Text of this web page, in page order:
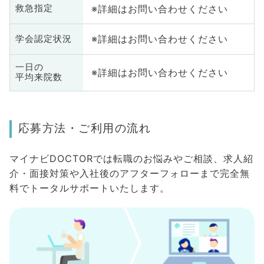
救急指定 ※詳細はお問い合わせください
学会認定状況 ※詳細はお問い合わせください
一日の
平均来院数
※詳細はお問い合わせください
応募方法・ご利用の流れ
マイナビDOCTORでは転職のお悩みやご相談、求人紹
介・面接対策や入社後のアフターフォローまで完全無
料でトータルサポートいたします。